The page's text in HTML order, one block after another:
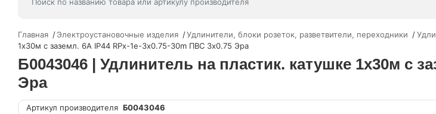
Главная Электроустановочные изделия Удлинители, блоки розеток, разветвители, переходники
1х30м с заземл. 6А IP44 RPx-1e-3х0.75-30m ПВС 3х0.75 Эра
Б0043046 | Удлинитель на пластик. катушке 1х30м с
Эра
Артикул производителя Б0043046